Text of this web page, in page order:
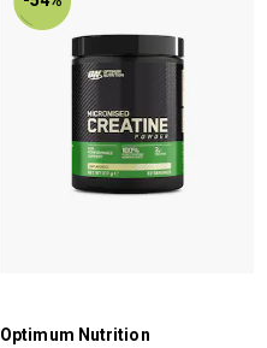
Optimum Nutrition